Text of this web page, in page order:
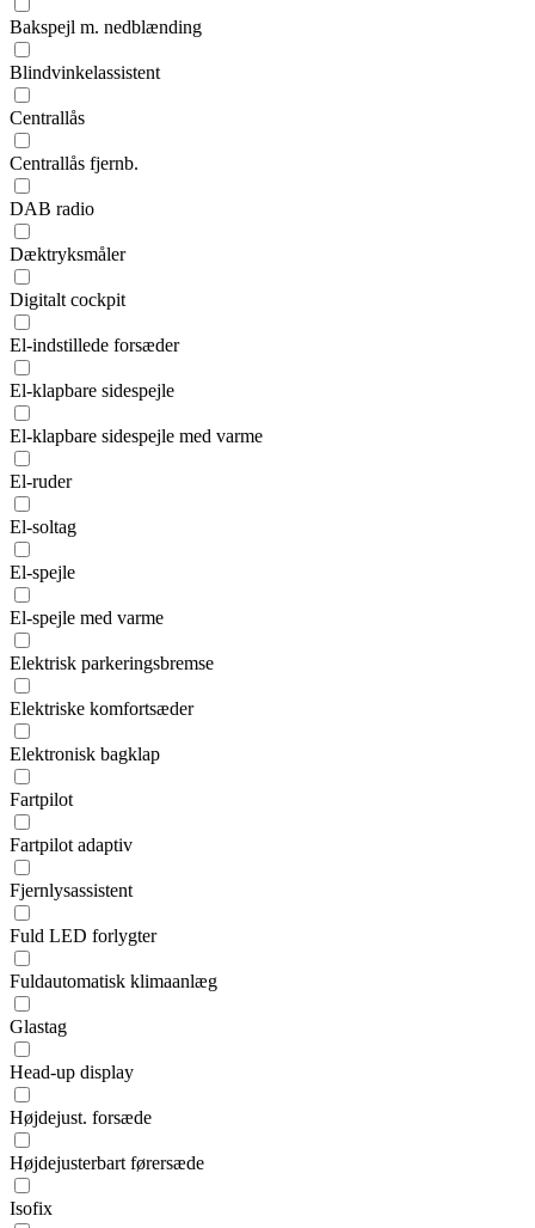
Bakspejl m. nedblænding
Blindvinkelassistent
Centrallås
Centrallås fjernb.
DAB radio
Dæktryksmåler
Digitalt cockpit
El-indstillede forsæder
El-klapbare sidespejle
El-klapbare sidespejle med varme
El-ruder
El-soltag
El-spejle
El-spejle med varme
Elektrisk parkeringsbremse
Elektriske komfortsæder
Elektronisk bagklap
Fartpilot
Fartpilot adaptiv
Fjernlysassistent
Fuld LED forlygter
Fuldautomatisk klimaanlæg
Glastag
Head-up display
Højdejust. forsæde
Højdejusterbart førersæde
Isofix